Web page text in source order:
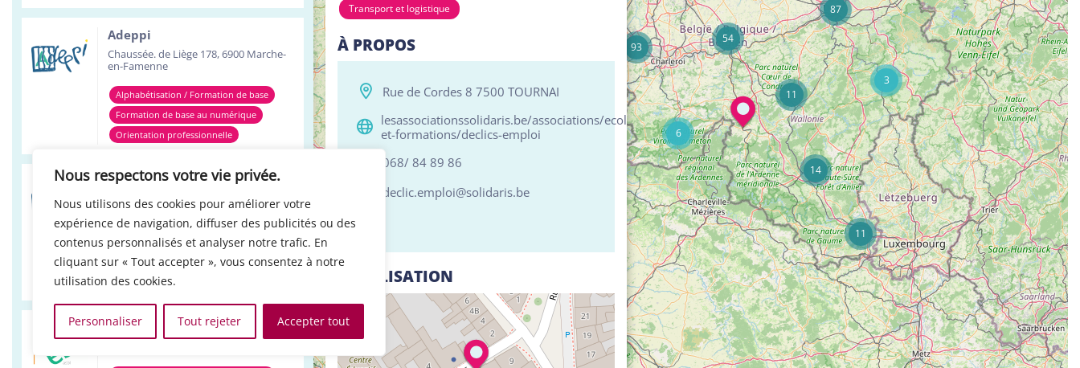
Nous respectons votre vie privée.
Nous utilisons des cookies pour améliorer votre
expérience de navigation, diffuser des publicités ou des
contenus personnalisés et analyser notre trafic. En
cliquant sur « Tout accepter », vous consentez à notre
utilisation des cookies.
Personnaliser Tout rejeter Accepter tout
Adeppi
Chaussée. de Liège 178, 6900 Marche-
en-Famenne
Alphabétisation / Formation de base
Formation de base au numérique
Orientation professionnelle
Adeppi
Avenue de l'Europe 1A, 7903 Leuze-en-
Hainaut
Alphabétisation / Formation de base
Formation de base au numérique
Orientation professionnelle
Réso ASBL Verviers
3
14
11
6
11
54
93
87
Transport et logistique
À PROPOS
Rue de Cordes 8 7500 TOURNAI
lesassociationssolidaris.be/associations/ecoles-
et-formations/declics-emploi
068/ 84 89 86
declic.emploi@solidaris.be
LOCALISATION
+